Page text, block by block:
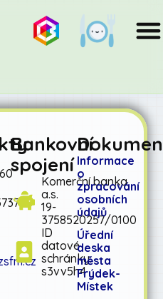
Bankovní
spojení
Komerční banka
a.s.
19-
3758520257/0100
ID
datové
schránky:
s3vv5h4
Informace
o
zpracování
osobních
údajů
Úřední
deska
města
Frýdek-
Místek